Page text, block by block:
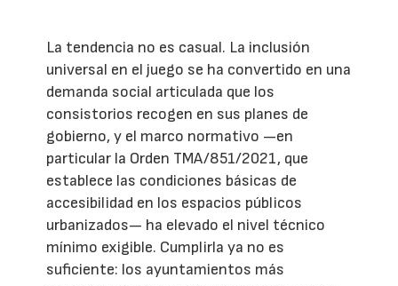
La tendencia no es casual. La inclusión
universal en el juego se ha convertido en una
demanda social articulada que los
consistorios recogen en sus planes de
gobierno, y el marco normativo —en
particular la Orden TMA/851/2021, que
establece las condiciones básicas de
accesibilidad en los espacios públicos
urbanizados— ha elevado el nivel técnico
mínimo exigible. Cumplirla ya no es
suficiente: los ayuntamientos más